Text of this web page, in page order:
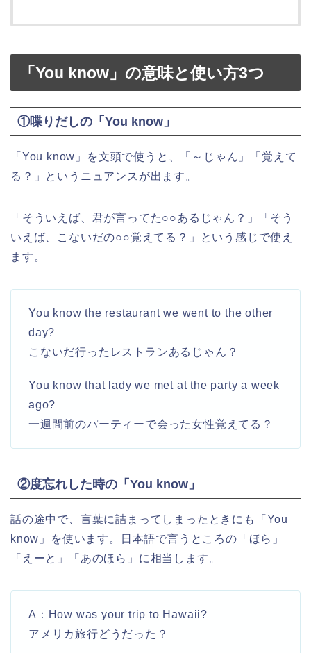
「You know」の意味と使い方3つ
①喋りだしの「You know」
「You know」を文頭で使うと、「～じゃん」「覚えて
る？」というニュアンスが出ます。
「そういえば、君が言ってた○○あるじゃん？」「そう
いえば、こないだの○○覚えてる？」という感じで使え
ます。
You know the restaurant we went to the other
day?
こないだ行ったレストランあるじゃん？
You know that lady we met at the party a week
ago?
一週間前のパーティーで会った女性覚えてる？
②度忘れした時の「You know」
話の途中で、言葉に詰まってしまったときにも「You
know」を使います。日本語で言うところの「ほら」
「えーと」「あのほら」に相当します。
A：How was your trip to Hawaii?
アメリカ旅行どうだった？